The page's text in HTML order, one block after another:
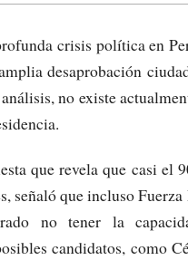
crisis política en
desaprobación
no existe
que revela que casi el
señaló que incluso
no tener la
candidatos, como